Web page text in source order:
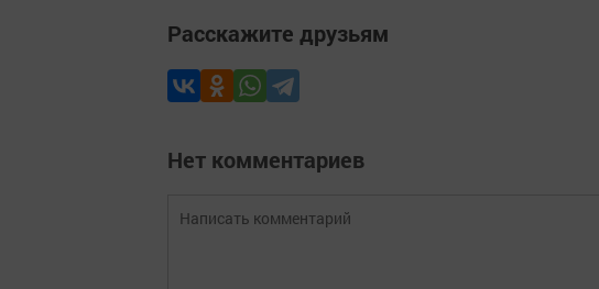
Расскажите друзьям
Нет комментариев